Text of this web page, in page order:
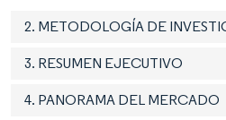
2. METODOLOGÍA DE
3. RESUMEN EJECUTIVO
4. PANORAMA DEL MERCADO